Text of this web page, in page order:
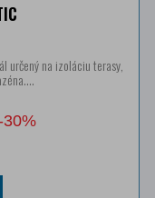
určený na izoláciu terasy,
30%